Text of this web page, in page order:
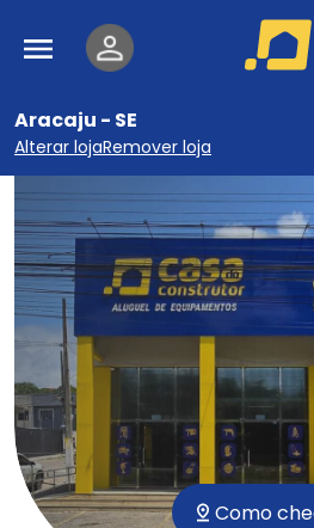
Pular para o conteúdo principal
Aracaju - SE
Alterar lojaRemover loja
Como